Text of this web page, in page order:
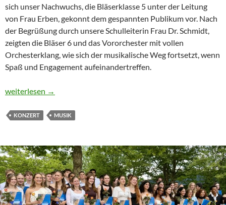
sich unser Nachwuchs, die Bläserklasse 5 unter der Leitung
von Frau Erben, gekonnt dem gespannten Publikum vor. Nach
der Begrüßung durch unsere Schulleiterin Frau Dr. Schmidt,
zeigten die Bläser 6 und das Vororchester mit vollen
Orchesterklang, wie sich der musikalische Weg fortsetzt, wenn
Spaß und Engagement aufeinandertreffen.
Sommerkonzert der SaR: Musik holt Publikum von den Stühlen
weiterlesen →
KONZERT MUSIK